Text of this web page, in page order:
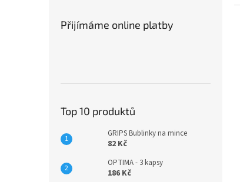
Přijímáme online platby
Top 10 produktů
GRIPS Bublinky na mince
82 Kč
OPTIMA - 3 kapsy
186 Kč